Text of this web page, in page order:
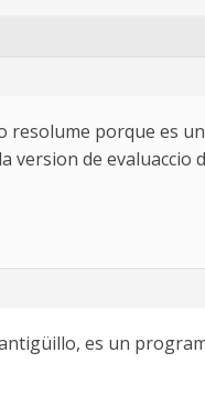
resolume porque es
version de
es un